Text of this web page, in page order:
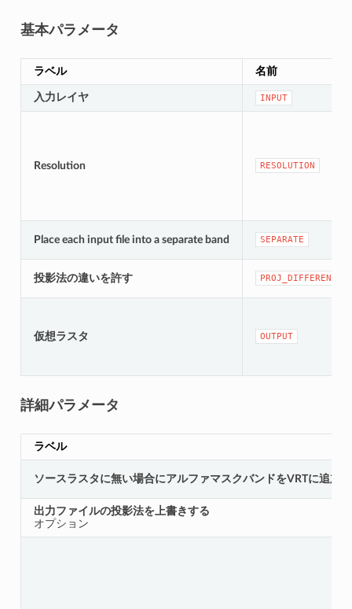
基本パラメータ
ラベル 名前
入力レイヤ INPUT
Resolution RESOLUTION
Place each input file into a separate band SEPARATE
投影法の違いを許す PROJ_DIFFERENCE
仮想ラスタ OUTPUT
詳細パラメータ
ラベル
ソースラスタに無い場合にアルファマスクバンドをVRTに追加
出力ファイルの投影法を上書きする
オプション